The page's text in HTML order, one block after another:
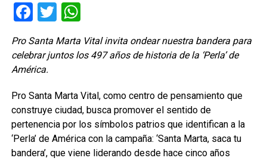
Facebook
TwitterWhatsApp
Pro Santa Marta Vital invita ondear nuestra bandera para
celebrar juntos los 497 años de historia de la ‘Perla’ de
América.
Pro Santa Marta Vital, como centro de pensamiento que
construye ciudad, busca promover el sentido de
pertenencia por los símbolos patrios que identifican a la
‘Perla’ de América con la campaña: ‘Santa Marta, saca tu
bandera’, que viene liderando desde hace cinco años